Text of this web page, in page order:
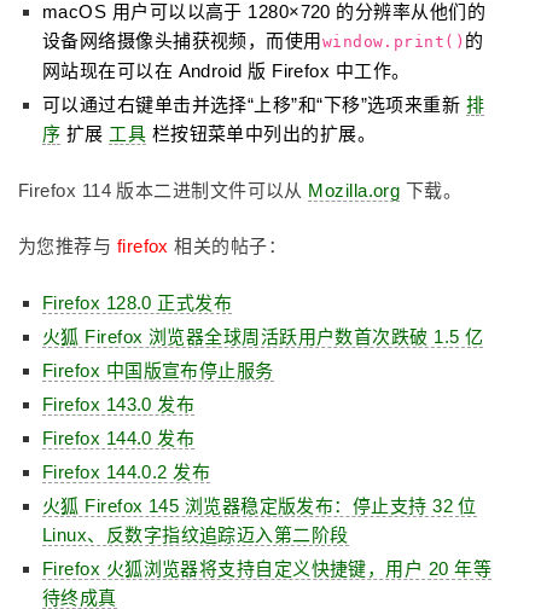
macOS 用户可以以高于 1280×720 的分辨率从他们的
设备网络摄像头捕获视频，而使用 window.print() 的
网站现在可以在 Android 版 Firefox 中工作。
可以通过右键单击并选择“上移”和“下移”选项来重新 排
序 扩展 工具 栏按钮菜单中列出的扩展。
Firefox 114 版本二进制文件可以从 Mozilla.org 下载。
为您推荐与 firefox 相关的帖子：
Firefox 128.0 正式发布
火狐 Firefox 浏览器全球周活跃用户数首次跌破 1.5 亿
Firefox 中国版宣布停止服务
Firefox 143.0 发布
Firefox 144.0 发布
Firefox 144.0.2 发布
火狐 Firefox 145 浏览器稳定版发布：停止支持 32 位
Linux、反数字指纹追踪迈入第二阶段
Firefox 火狐浏览器将支持自定义快捷键，用户 20 年等
待终成真